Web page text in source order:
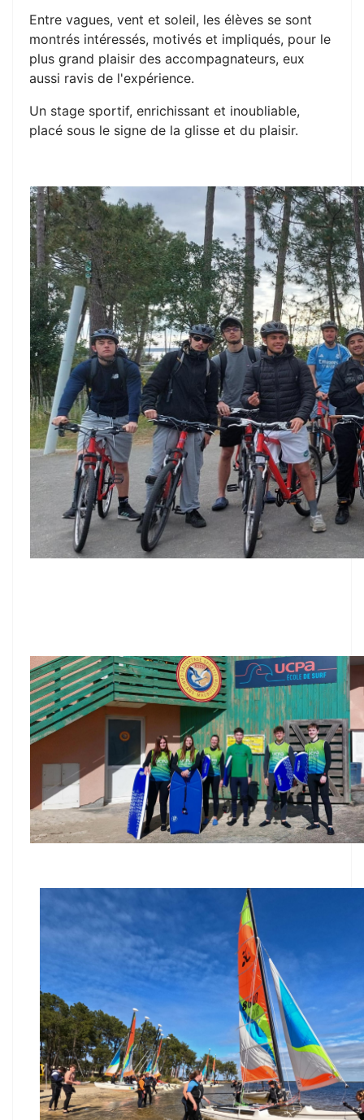
Entre vagues, vent et soleil, les élèves se sont
montrés intéressés, motivés et impliqués, pour le
plus grand plaisir des accompagnateurs, eux
aussi ravis de l'expérience.
Un stage sportif, enrichissant et inoubliable,
placé sous le signe de la glisse et du plaisir.